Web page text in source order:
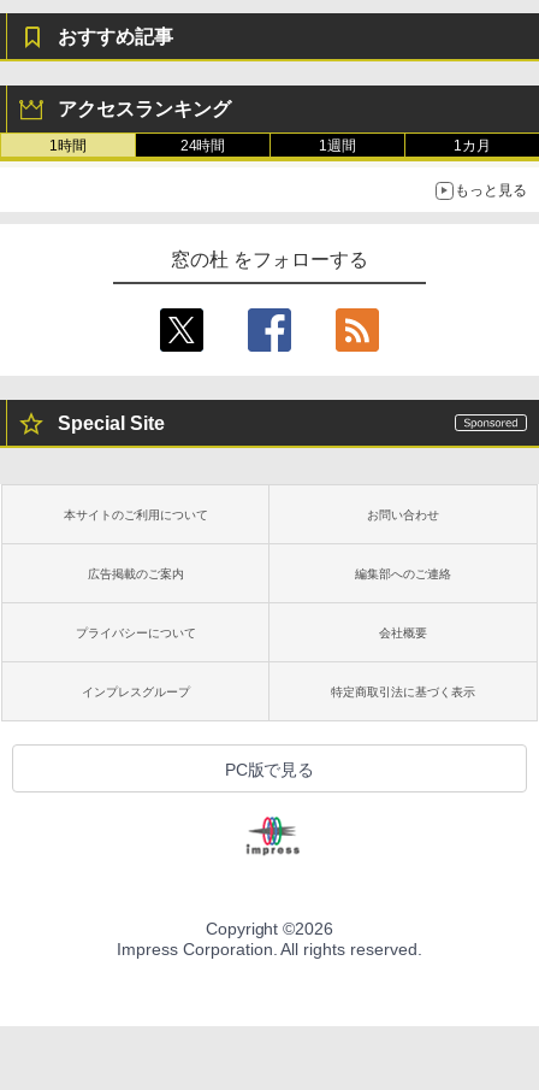
おすすめ記事
アクセスランキング
1時間 24時間 1週間 1カ月
もっと見る
窓の杜 をフォローする
Special Site
本サイトのご利用について お問い合わせ
広告掲載のご案内 編集部へのご連絡
プライバシーについて 会社概要
インプレスグループ 特定商取引法に基づく表示
PC版で見る
Copyright ©2026
Impress Corporation. All rights reserved.